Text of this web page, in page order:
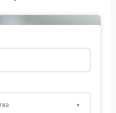
после чего
и настройка ноута
работе и обеспечить